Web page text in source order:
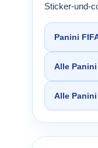
Sticker-und-
Panini
Alle
Alle